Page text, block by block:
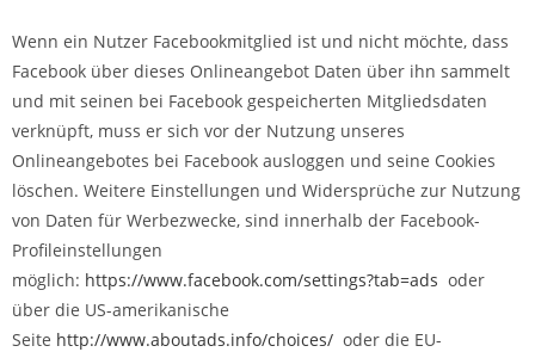
Wenn ein Nutzer Facebookmitglied ist und nicht möchte, dass
Facebook über dieses Onlineangebot Daten über ihn sammelt
und mit seinen bei Facebook gespeicherten Mitgliedsdaten
verknüpft, muss er sich vor der Nutzung unseres
Onlineangebotes bei Facebook ausloggen und seine Cookies
löschen. Weitere Einstellungen und Widersprüche zur Nutzung
von Daten für Werbezwecke, sind innerhalb der Facebook-
Profileinstellungen
möglich: https://www.facebook.com/settings?tab=ads oder
über die US-amerikanische
Seite http://www.aboutads.info/choices/ oder die EU-